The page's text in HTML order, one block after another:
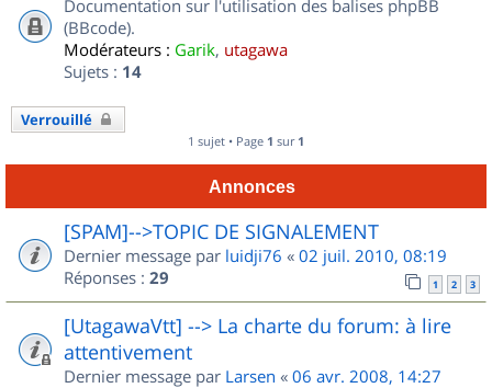
Documentation sur l'utilisation des balises phpBB
(BBcode).
Modérateurs : Garik, utagawa
Sujets : 14
Verrouillé
1 sujet • Page 1 sur 1
Annonces
[SPAM]-->TOPIC DE SIGNALEMENT
Dernier message par luidji76 « 02 juil. 2010, 08:19
Réponses : 29 1 2 3
[UtagawaVtt] --> La charte du forum: à lire
attentivement
Dernier message par Larsen « 06 avr. 2008, 14:27